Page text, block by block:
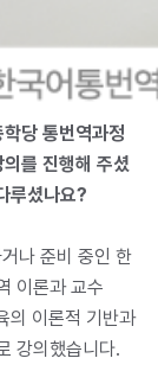
당 통번역과정
의를 진행해 주셨
루셨나요?
나 준비 중인 한
이론과 교수
의 이론적 기반과
강의했습니다.